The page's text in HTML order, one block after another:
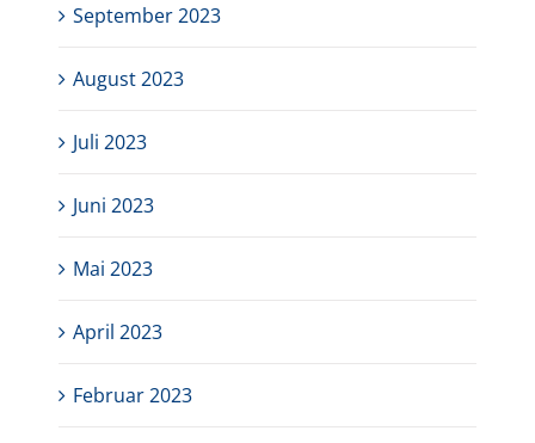
September 2023
August 2023
Juli 2023
Juni 2023
Mai 2023
April 2023
Februar 2023